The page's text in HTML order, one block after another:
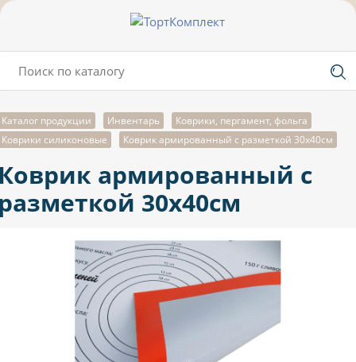
Каталог продукции Инвентарь
Коврики, пергамент, фольга
Коврики силиконовые
Коврик армированный с разметкой 30х40см
армированный с
30х40см